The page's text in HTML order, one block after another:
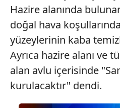
Hazire alanında
doğal hava
yüzeylerinin kaba
Ayrıca hazire alanı ve
alan avlu içerisinde
kurulacaktır" dendi.